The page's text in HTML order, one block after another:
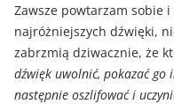
Zawsze powtarzam sobie
najróżniejszych dźwięki,
zabrzmią dziwacznie, że
dźwięk uwolnić, pokazać go
następnie oszlifować i